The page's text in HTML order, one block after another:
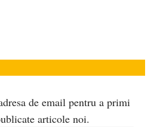
de email pentru a primi
articole noi.